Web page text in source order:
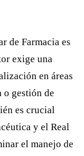
de Farmacia es
exige una
en áreas
gestión de
es crucial
y el Real
el manejo de